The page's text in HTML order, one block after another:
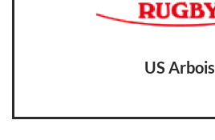
US Arbois